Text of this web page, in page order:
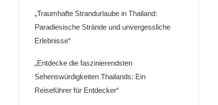
„Traumhafte Strandurlaube in Thailand:
Paradiesische Strände und unvergessliche
Erlebnisse“
„Entdecke die faszinierendsten
Sehenswürdigkeiten Thailands: Ein
Reiseführer für Entdecker“